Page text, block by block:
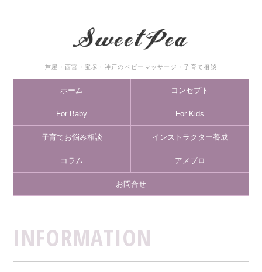
芦屋・西宮・宝塚・神戸のベビーマッサージ・子育て相談
ホーム コンセプト
For Baby For Kids
子育てお悩み相談 インストラクター養成
コラム アメブロ
お問合せ
INFORMATION